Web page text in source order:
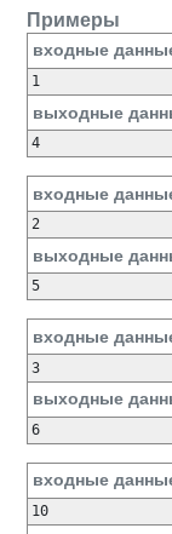
Примеры
входные
выходные
входные
выходные
входные
выходные
входные